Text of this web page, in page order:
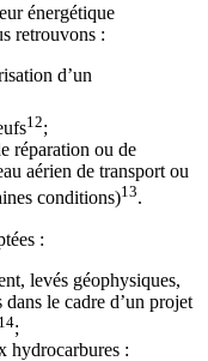
énergétique
retrouvons :
d’un
12;
réparation ou de
aérien de transport ou
conditions)13.
:
levés géophysiques,
dans le cadre d’un projet
14;
hydrocarbures :